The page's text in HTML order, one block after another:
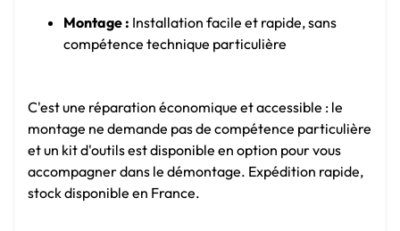
Montage : Installation facile et rapide, sans
compétence technique particulière
C'est une réparation économique et accessible : le
montage ne demande pas de compétence particulière
et un kit d'outils est disponible en option pour vous
accompagner dans le démontage. Expédition rapide,
stock disponible en France.